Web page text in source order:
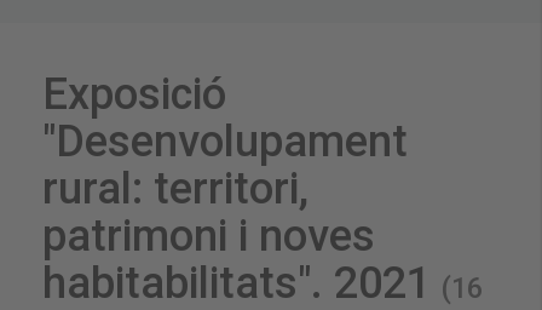
Exposició
"Desenvolupament
rural: territori,
patrimoni i noves
habitabilitats". 2021
(16